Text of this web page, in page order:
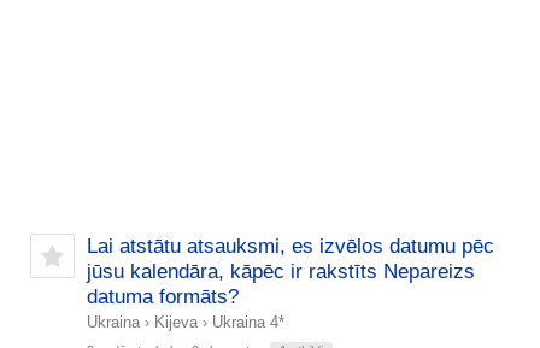
Lai atstātu atsauksmi, es izvēlos datumu pēc
jūsu kalendāra, kāpēc ir rakstīts Nepareizs
datuma formāts?
Ukraina › Kijeva › Ukraina 4*